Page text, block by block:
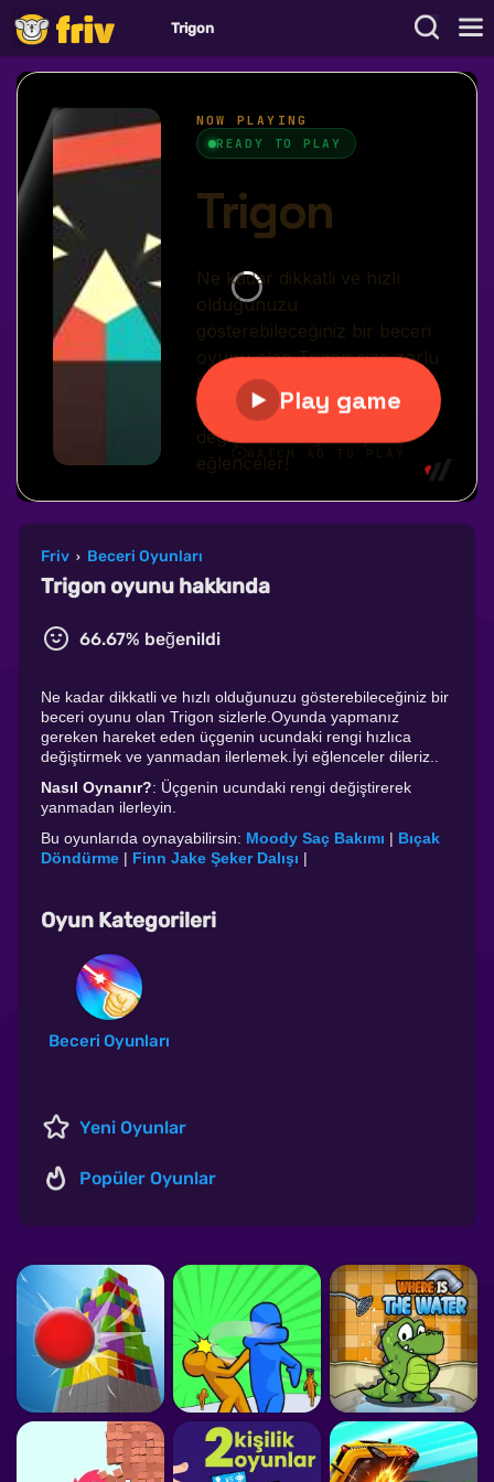
Trigon
Friv › Beceri Oyunları
Trigon oyunu hakkında
66.67% beğenildi
Ne kadar dikkatli ve hızlı olduğunuzu gösterebileceğiniz bir
beceri oyunu olan Trigon sizlerle.Oyunda yapmanız
gereken hareket eden üçgenin ucundaki rengi hızlıca
değiştirmek ve yanmadan ilerlemek.İyi eğlenceler dileriz..
Nasıl Oynanır?: Üçgenin ucundaki rengi değiştirerek
yanmadan ilerleyin.
Bu oyunlarıda oynayabilirsin: Moody Saç Bakımı | Bıçak
Döndürme | Finn Jake Şeker Dalışı |
Oyun Kategorileri
Beceri Oyunları
Yeni Oyunlar
Popüler Oyunlar